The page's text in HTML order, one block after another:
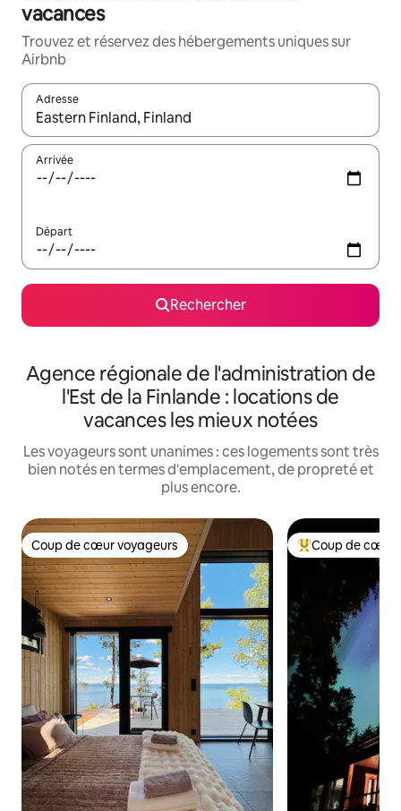
vacances
Trouvez et réservez des hébergements uniques sur
Airbnb
Adresse
Lorsque les résultats s'affichent, utilisez les flèches vers le
Arrivée
Départ
Rechercher
Agence régionale de l'administration de
l'Est de la Finlande : locations de
vacances les mieux notées
Les voyageurs sont unanimes : ces logements sont très
bien notés en termes d'emplacement, de propreté et
plus encore.
Coup de cœur voyageurs
Coup de cœur voyageurs Coups de cœur
Coup de cœur